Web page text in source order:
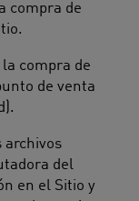
compra de
compra de
de venta
archivos
del
en el Sitio y